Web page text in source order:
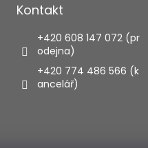
Kontakt
+420 608 147 072 (pr
odejna)
+420 774 486 566 (k
ancelář)